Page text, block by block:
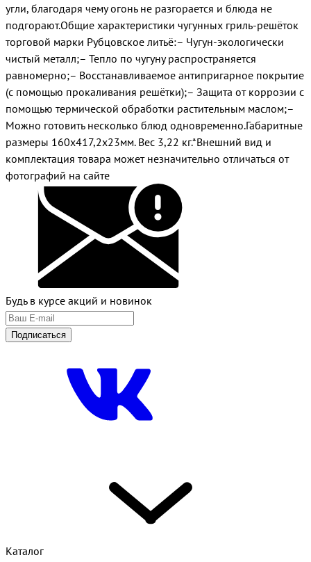
угли, благодаря чему огонь не разгорается и блюда не
подгорают.Общие характеристики чугунных гриль-решёток
торговой марки Рубцовское литьё:– Чугун-экологически
чистый металл;– Тепло по чугуну распространяется
равномерно;– Восстанавливаемое антипригарное покрытие
(с помощью прокаливания решётки);– Защита от коррозии с
помощью термической обработки растительным маслом;–
Можно готовить несколько блюд одновременно.Габаритные
размеры 160х417,2х23мм. Вес 3,22 кг.*Внешний вид и
комплектация товара может незначительно отличаться от
фотографий на сайте
Будь в курсе акций и новинок
Подписаться
Каталог